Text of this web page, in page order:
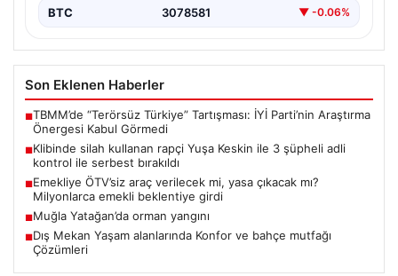
BTC 3078581 ▼ -0.06%
Son Eklenen Haberler
■TBMM’de “Terörsüz Türkiye” Tartışması: İYİ Parti’nin Araştırma
Önergesi Kabul Görmedi
■Klibinde silah kullanan rapçi Yuşa Keskin ile 3 şüpheli adli
kontrol ile serbest bırakıldı
■Emekliye ÖTV’siz araç verilecek mi, yasa çıkacak mı?
Milyonlarca emekli beklentiye girdi
■Muğla Yatağan’da orman yangını
■Dış Mekan Yaşam alanlarında Konfor ve bahçe mutfağı
Çözümleri